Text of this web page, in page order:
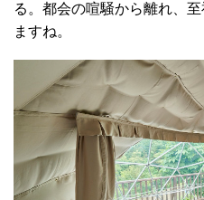
る。都会の喧騒から離れ、
ますね。